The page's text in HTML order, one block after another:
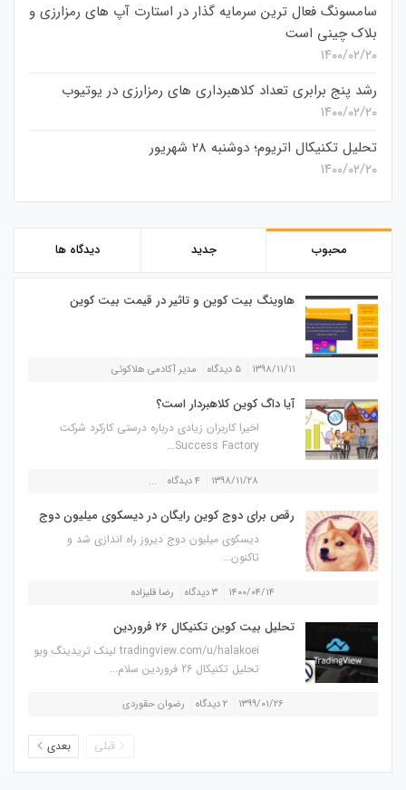
سامسونگ فعال‌ ترین سرمایه‌ گذار در استارت‌ آپ‌ های رمزارزی و
بلاک چینی است
۱۴۰۰/۰۲/۲۰
رشد پنج برابری تعداد کلاهبرداری های رمزارزی در یوتیوب
۱۴۰۰/۰۲/۲۰
تحلیل تکنیکال اتریوم؛ دوشنبه 28 شهریور
۱۴۰۰/۰۲/۲۰
محبوب جدید دیدگاه ها
هاوینگ بیت کوین و تاثیر در قیمت بیت کوین
۱۳۹۸/۱۱/۱۱ ۵ دیدگاه مدیر آکادمی هلاکوئی
آیا داگ کوین کلاهبردار است؟
اخیرا کاربران زیادی درباره درستی کارکرد شرکت
Success Factory...
۱۳۹۸/۱۱/۲۸ ۴ دیدگاه ...
رقص برای دوج کوین رایگان در دیسکوی میلیون دوج
دیسکوی میلیون دوج دیروز راه اندازی شد و
تاکنون...
۱۴۰۰/۰۴/۱۴ ۳ دیدگاه رضا قلیزاده
تحلیل بیت کوین تکنیکال 26 فروردین
tradingview.com/u/halakoei لینک تریدینگ ویو
تحلیل تکنیکال 26 فروردین سلام...
۱۳۹۹/۰۱/۲۶ ۲ دیدگاه رضوان حقوردی
قبلی بعدی